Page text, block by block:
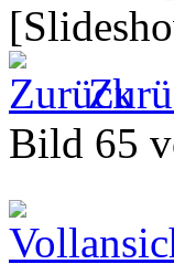
Bild 65